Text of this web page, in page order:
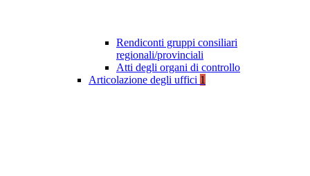
Rendiconti gruppi consiliari
regionali/provinciali
Atti degli organi di controllo
Articolazione degli uffici 1